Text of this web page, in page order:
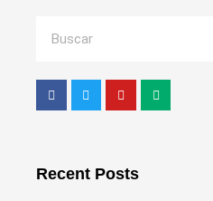
F
a
c
k
T
w
i
Y
o
u
M
e
d
Recent Posts